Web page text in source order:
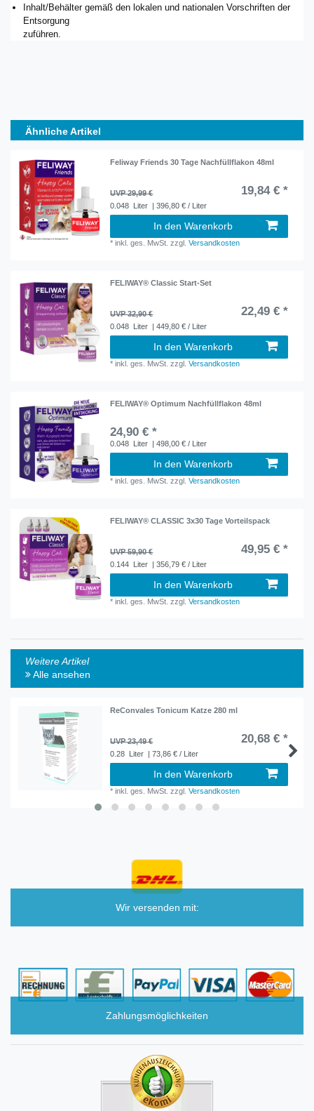
Inhalt/Behälter gemäß den lokalen und nationalen Vorschriften der
Entsorgung
zuführen.
Ähnliche Artikel
Feliway Friends 30 Tage Nachfüllflakon 48ml
UVP 29,99 € 19,84 € *
0.048 Liter | 396,80 € / Liter
In den Warenkorb
*inkl. ges. MwSt. zzgl.Versandkosten
FELIWAY® Classic Start-Set
UVP 32,90 € 22,49 € *
0.048 Liter | 449,80 € / Liter
In den Warenkorb
*inkl. ges. MwSt. zzgl.Versandkosten
FELIWAY® Optimum Nachfüllflakon 48ml
24,90 € *
0.048 Liter | 498,00 € / Liter
In den Warenkorb
*inkl. ges. MwSt. zzgl.Versandkosten
FELIWAY® CLASSIC 3x30 Tage Vorteilspack
UVP 59,90 € 49,95 € *
0.144 Liter | 356,79 € / Liter
In den Warenkorb
*inkl. ges. MwSt. zzgl.Versandkosten
Weitere Artikel
Alle ansehen
ReConvales Tonicum Katze 280 ml
UVP 23,49 € 20,68 € *
0.28 Liter | 73,86 € / Liter
In den Warenkorb
*inkl. ges. MwSt. zzgl.Versandkosten
Wir versenden mit:
Zahlungsmöglichkeiten